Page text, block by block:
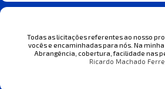
Todas as licitações referentes ao nosso
vocês e encaminhadas para nós. Na
Abrangência, cobertura, facilidade nas
Ricardo Machado